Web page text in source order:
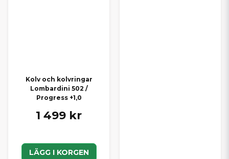
Kolv och kolvringar
Lombardini 502 /
Progress +1,0
1 499 kr
LÄGG I KORGEN